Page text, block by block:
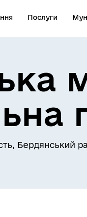
Послуги
Бердянський